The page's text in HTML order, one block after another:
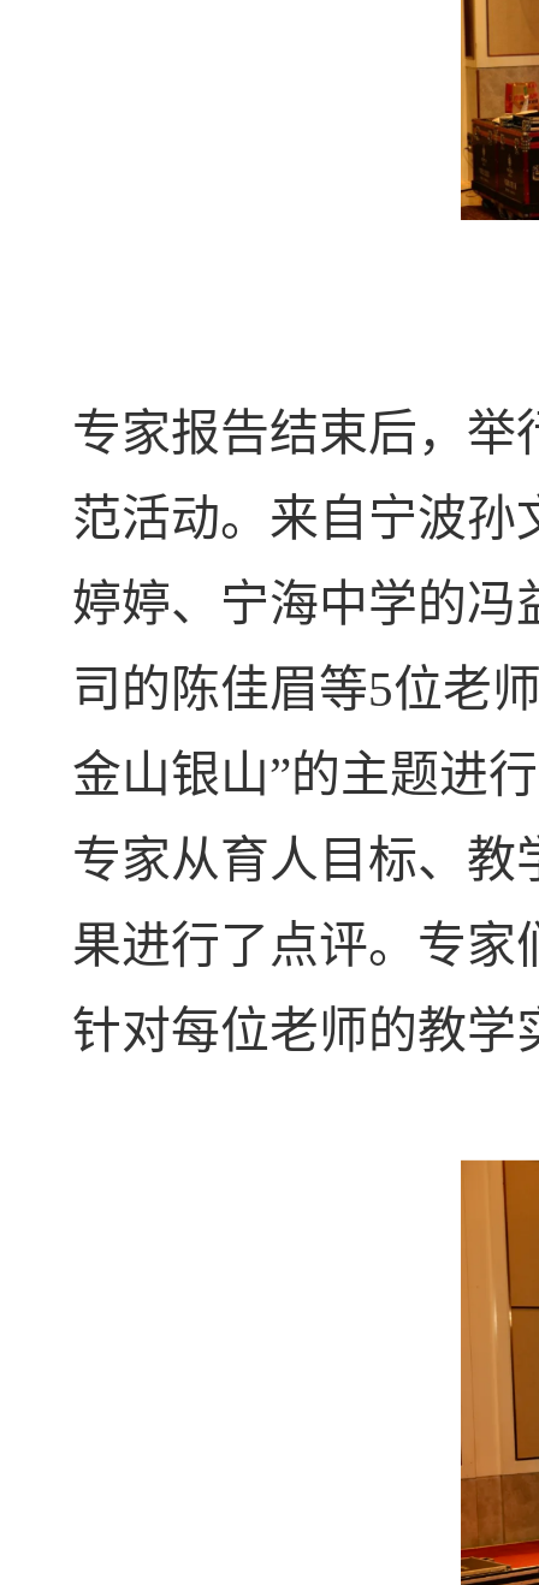
专家报告结束后，举
范活动。来自宁波孙
婷婷、宁海中学的冯
司的陈佳眉等5位老
金山银山”的主题进
专家从育人目标、教
果进行了点评。专家
针对每位老师的教学